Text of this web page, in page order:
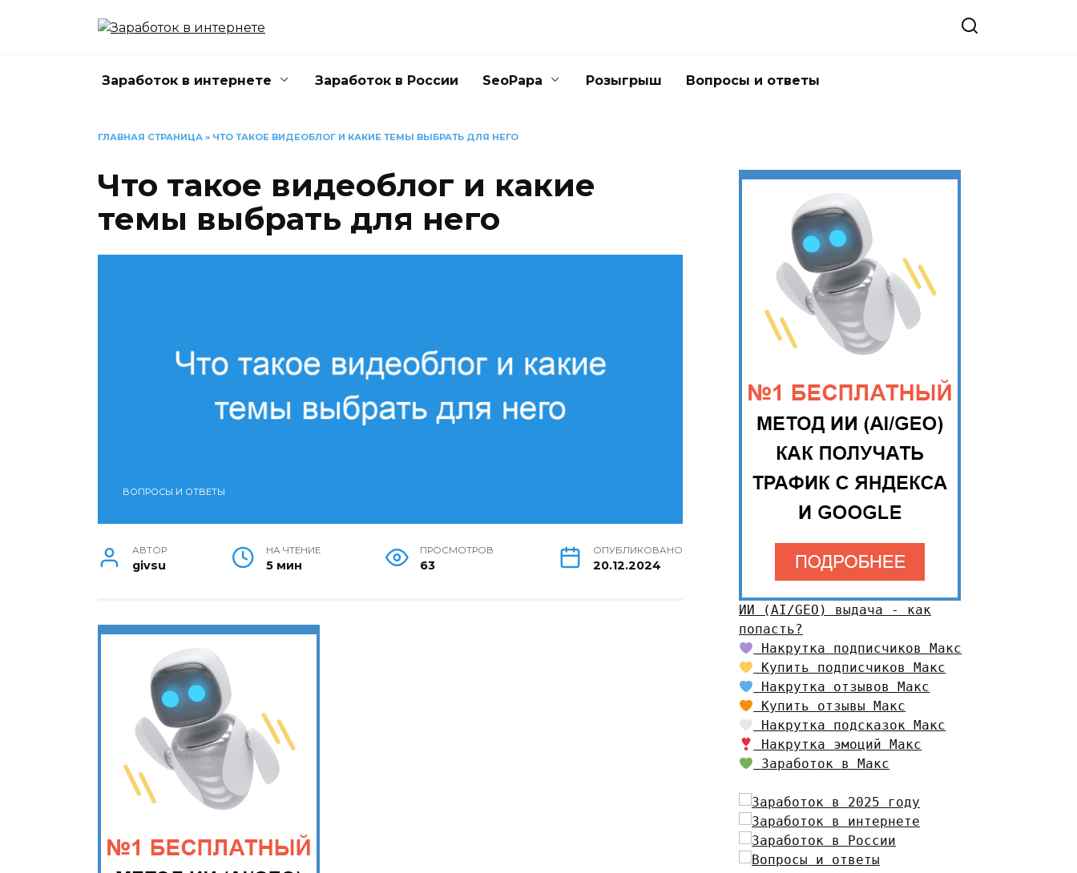
Заработок в интернете Заработок в России SeoPapa Розыгрыш Вопросы и ответы
ГЛАВНАЯ СТРАНИЦА » ЧТО ТАКОЕ ВИДЕОБЛОГ И КАКИЕ ТЕМЫ ВЫБРАТЬ ДЛЯ НЕГО
Что такое видеоблог и какие
темы выбрать для него
ВОПРОСЫ И ОТВЕТЫ
АВТОР
givsu
НА ЧТЕНИЕ
5 мин
ПРОСМОТРОВ
63
ОПУБЛИКОВАНО
20.12.2024
ИИ (AI/GEO) выдача - как
попасть?
Накрутка подписчиков Макс
Купить подписчиков Макс
Накрутка отзывов Макс
Купить отзывы Макс
Накрутка подсказок Макс
Накрутка эмоций Макс
Заработок в Макс